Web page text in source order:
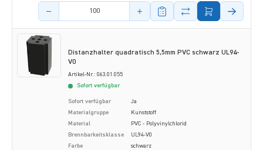
Menge des Artikels
Distanzhalter quadratisch 5,5mm PVC schwarz UL94-
V0
Artikel-Nr.: 063.01.055
Sofort verfügbar
Sofort verfügbar
Ja
Materialgruppe
Kunststoff
Material
PVC - Polyvinylchlorid
Brennbarkeitsklasse
UL94-V0
Farbe
schwarz